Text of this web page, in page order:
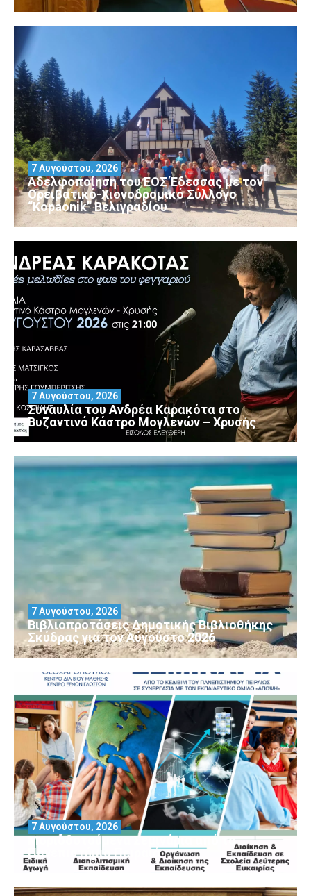
Αδελφοποίηση του ΕΟΣ Έδεσσας με τον
Ορειβατικό-Χιονοδρομικό Σύλλογο
“Kopaonik” Βελιγραδίου
7 Αυγούστου, 2026
Συναυλία του Ανδρέα Καρακότα στο
Βυζαντινό Κάστρο Μογλενών – Χρυσής
7 Αυγούστου, 2026
Βιβλιοπροτάσεις Δημοτικής Βιβλιοθήκης
Σκύδρας για τον Αύγούστο 2026
7 Αυγούστου, 2026
Μοριοδοτούμενα Σεμινάρια από το
Πανεπιστήμιο Πειραιά
7 Αυγούστου, 2026